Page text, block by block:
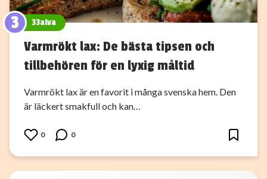
3 33alva
Varmrökt lax: De bästa tipsen och
tillbehören för en lyxig måltid
Varmrökt lax är en favorit i många svenska hem. Den
är läckert smakfull och kan…
0 0